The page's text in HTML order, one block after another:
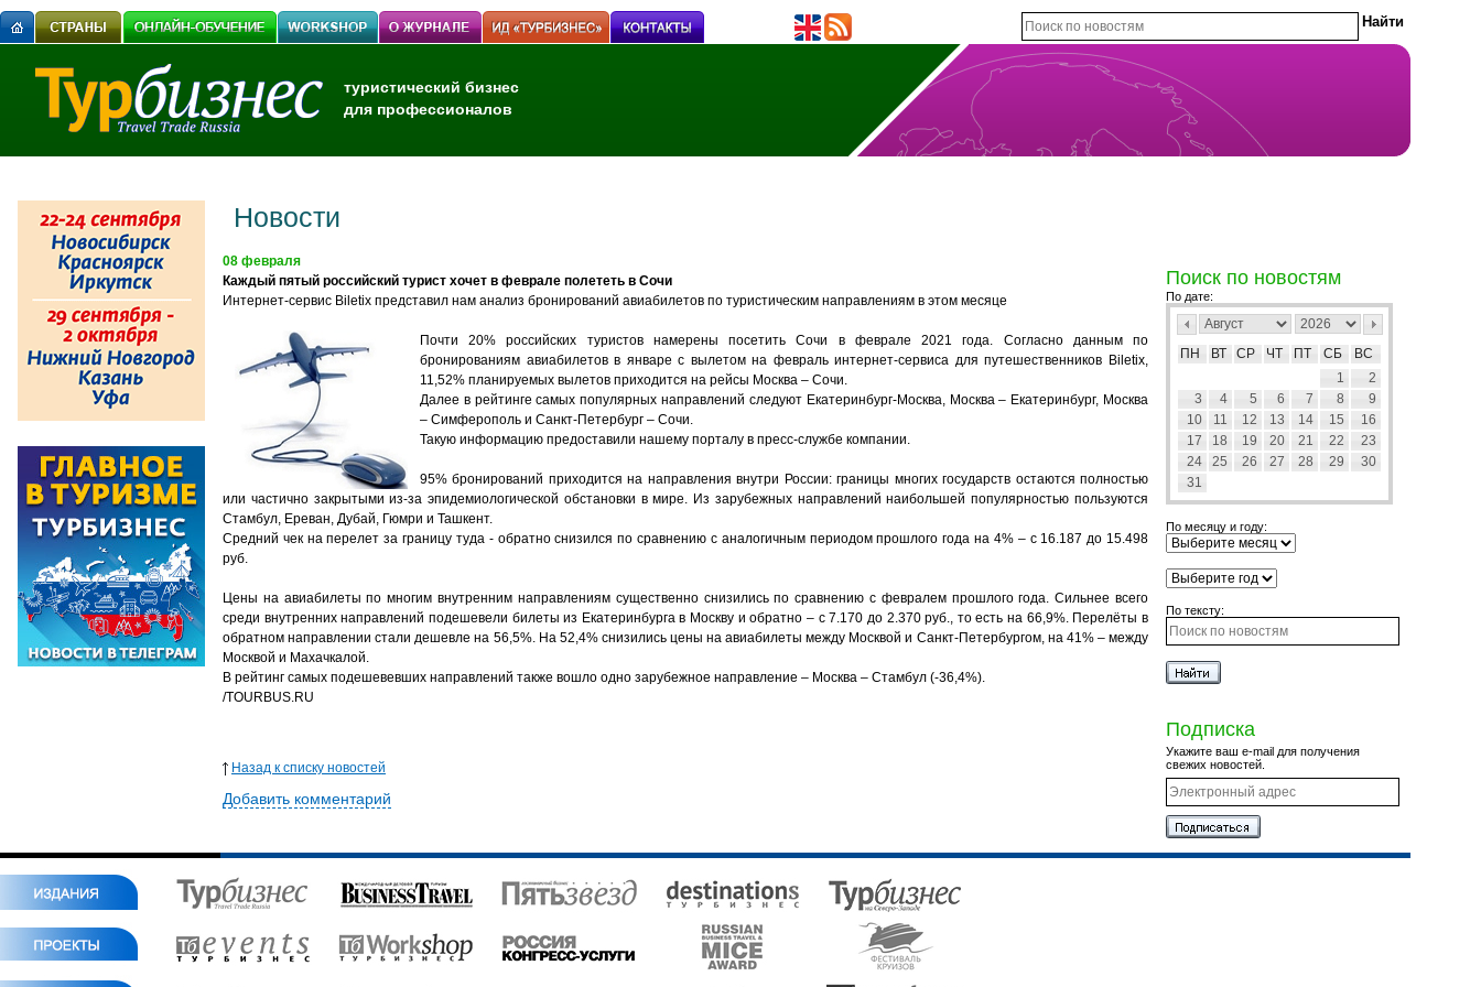
туристический бизнес
для профессионалов
Новости
08 февраля
Каждый пятый российский турист хочет в феврале полететь в Сочи
Интернет-сервис Biletix представил нам анализ бронирований авиабилетов по туристическим направлениям в этом месяце
Почти 20% российских туристов намерены посетить Сочи в феврале 2021 года. Согласноданнымпо
бронированиям авиабилетов в январе с вылетом на февраль интернет-сервиса для путешественников Biletix,
11,52% планируемых вылетов приходится на рейсы Москва – Сочи.
Далее в рейтинге самых популярных направлений следуют Екатеринбург-Москва, Москва – Екатеринбург, Москва
– Симферополь и Санкт-Петербург – Сочи.
Такую информацию предоставили нашему порталу в пресс-службе компании.
95% бронирований приходится на направления внутри России: границы многих государств остаются полностью
или частично закрытыми из-за эпидемиологической обстановки в мире. Из зарубежных направлений наибольшей популярностью пользуются
Стамбул, Ереван, Дубай, Гюмри и Ташкент.
Средний чек на перелет за границу туда - обратно снизилсяпо сравнению с аналогичным периодом прошлого годана 4% – с 16.187 до 15.498
руб.
Цены на авиабилеты по многимвнутренним направлениям существенно снизились по сравнению с февралем прошлого года. Сильнее всего
среди внутренних направлений подешевели билеты из Екатеринбурга в Москву и обратно – с 7.170 до 2.370 руб., то естьна 66,9%. Перелёты в
обратном направлении стали дешевле на 56,5%. На 52,4% снизились цены наавиабилеты между Москвой и Санкт-Петербургом, на 41% – между
Москвой и Махачкалой.
В рейтинг самых подешевевших направлений также вошло одно зарубежное направление – Москва – Стамбул (-36,4%).
/TOURBUS.RU
Назад к списку новостей
Добавить комментарий
Поиск по новостям
По дате:
ПН ВТ СР ЧТ ПТ СБ
ВС
1
2
3
4 5 6 7 8
9
10
11 12 13 14 15
16
17
18 19 20 21 22
23
24
25 26 27 28 29
30
31
По месяцу и году:
По тексту:
Подписка
Укажите ваш e-mail для получения
свежих новостей.